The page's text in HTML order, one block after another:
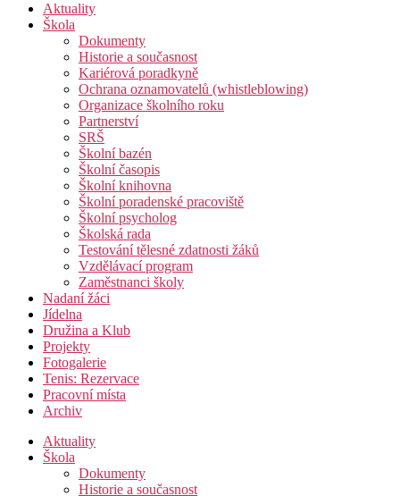
Aktuality
Škola
Dokumenty
Historie a současnost
Kariérová poradkyně
Ochrana oznamovatelů (whistleblowing)
Organizace školního roku
Partnerství
SRŠ
Školní bazén
Školní časopis
Školní knihovna
Školní poradenské pracoviště
Školní psycholog
Školská rada
Testování tělesné zdatnosti žáků
Vzdělávací program
Zaměstnanci školy
Nadaní žáci
Jídelna
Družina a Klub
Projekty
Fotogalerie
Tenis: Rezervace
Pracovní místa
Archiv
Aktuality
Škola
Dokumenty
Historie a současnost